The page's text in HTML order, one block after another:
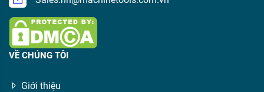
VỀ CHÚNG TÔI
Giới thiệu